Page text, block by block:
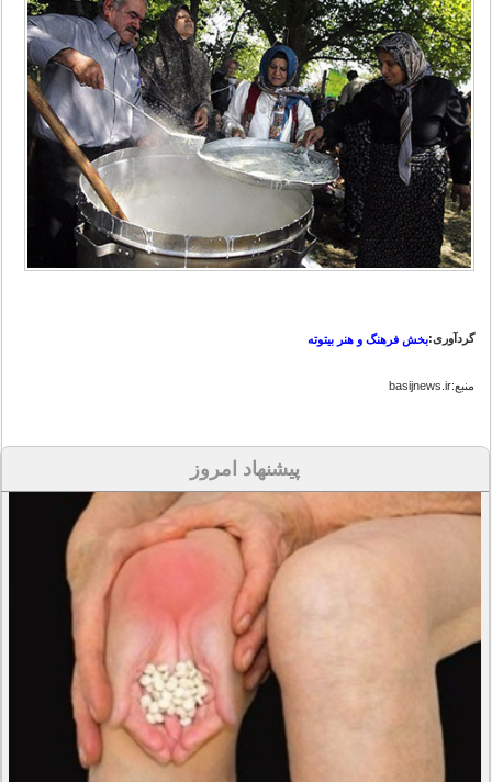
گردآوری:بخش فرهنگ و هنر بیتوته
منبع:basijnews.ir
پیشنهاد امروز